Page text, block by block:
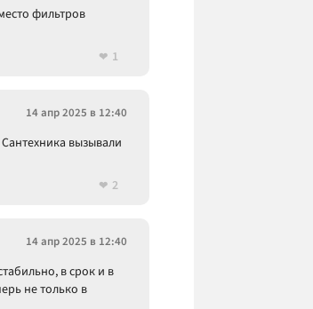
фильтров
1
14 апр 2025 в 12:40
вызывали
2
14 апр 2025 в 12:40
в срок и в
не только в